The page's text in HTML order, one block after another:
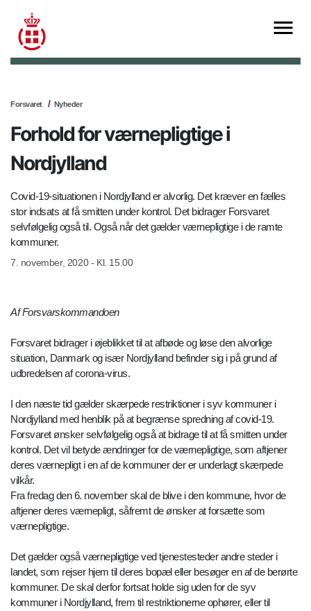
Forsvaret Nyheder
Forhold for værnepligtige i
Nordjylland
Covid-19-situationen i Nordjylland er alvorlig. Det kræver en fælles
stor indsats at få smitten under kontrol. Det bidrager Forsvaret
selvfølgelig også til. Også når det gælder værnepligtige i de ramte
kommuner.
7. november, 2020 - Kl. 15.00
Af Forsvarskommandoen
Forsvaret bidrager i øjeblikket til at afbøde og løse den alvorlige
situation, Danmark og især Nordjylland befinder sig i på grund af
udbredelsen af corona-virus.
I den næste tid gælder skærpede restriktioner i syv kommuner i
Nordjylland med henblik på at begrænse spredning af covid-19.
Forsvaret ønsker selvfølgelig også at bidrage til at få smitten under
kontrol. Det vil betyde ændringer for de værnepligtige, som aftjener
deres værnepligt i en af de kommuner der er underlagt skærpede
vilkår.
Fra fredag den 6. november skal de blive i den kommune, hvor de
aftjener deres værnepligt, såfremt de ønsker at forsætte som
værnepligtige.
Det gælder også værnepligtige ved tjenestesteder andre steder i
landet, som rejser hjem til deres bopæl eller besøger en af de berørte
kommuner. De skal derfor fortsat holde sig uden for de syv
kommuner i Nordjylland, frem til restriktionerne ophører, eller til